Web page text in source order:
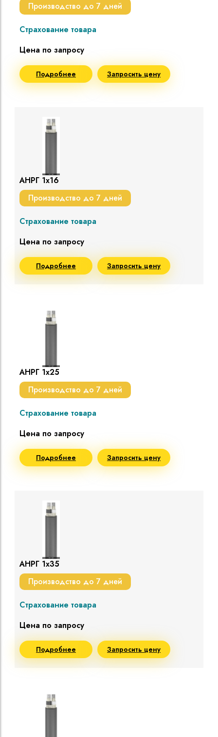
Производство до 7 дней
Страхование товара
Цена по запросу
Подробнее Запросить цену
АНРГ 1х16
Производство до 7 дней
Страхование товара
Цена по запросу
Подробнее Запросить цену
АНРГ 1х25
Производство до 7 дней
Страхование товара
Цена по запросу
Подробнее Запросить цену
АНРГ 1х35
Производство до 7 дней
Страхование товара
Цена по запросу
Подробнее Запросить цену